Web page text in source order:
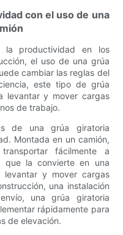
con el uso de una
la productividad en los
el uso de una grúa
cambiar las reglas del
este tipo de grúa
levantar y mover cargas
de trabajo.
de una grúa giratoria
Montada en un camión,
fácilmente a
que la convierte en una
levantar y mover cargas
una instalación
una grúa giratoria
rápidamente para
de elevación.